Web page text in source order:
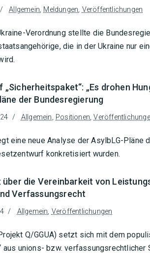
Allgemein, Meldungen, Veröffentlichungen
Verordnung stellte die
die in der Ukraine nur
„Es drohen
der Bundesregierung
Allgemein, Positionen,
eine neue Analyse der AsylbLG-Pläne
konkretisiert wurden.
über die Vereinbarkeit von
Verfassungsrecht
Allgemein, Veröffentlichungen
Q/GGUA) setzt sich mit dem
aus unions- bzw. verfassungsrechtlicher